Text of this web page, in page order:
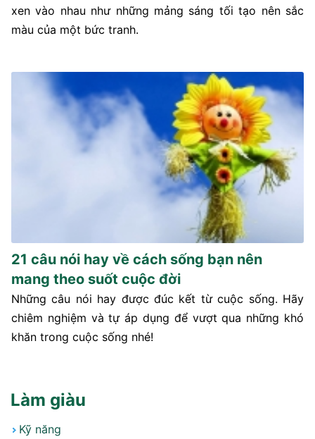
xen vào nhau như những mảng sáng tối tạo nên sắc
màu của một bức tranh.
21 câu nói hay về cách sống bạn nên
mang theo suốt cuộc đời
Những câu nói hay được đúc kết từ cuộc sống. Hãy
chiêm nghiệm và tự áp dụng để vượt qua những khó
khăn trong cuộc sống nhé!
Làm giàu
Kỹ năng